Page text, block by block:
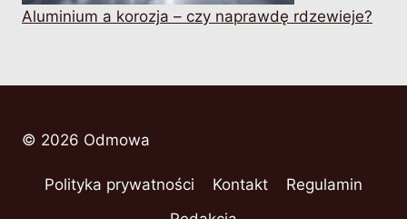
Aluminium a korozja – czy naprawdę rdzewieje?
© 2026 Odmowa
Polityka prywatności Kontakt
Regulamin